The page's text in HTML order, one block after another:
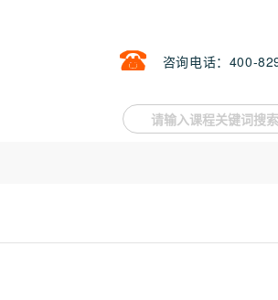
咨询电话：400-